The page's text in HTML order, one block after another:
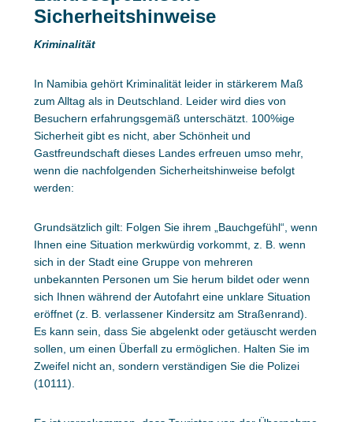
Sicherheitshinweise
Kriminalität
In Namibia gehört Kriminalität leider in stärkerem Maß
zum Alltag als in Deutschland. Leider wird dies von
Besuchern erfahrungsgemäß unterschätzt. 100%ige
Sicherheit gibt es nicht, aber Schönheit und
Gastfreundschaft dieses Landes erfreuen umso mehr,
wenn die nachfolgenden Sicherheitshinweise befolgt
werden:
Grundsätzlich gilt: Folgen Sie ihrem „Bauchgefühl“, wenn
Ihnen eine Situation merkwürdig vorkommt, z. B. wenn
sich in der Stadt eine Gruppe von mehreren
unbekannten Personen um Sie herum bildet oder wenn
sich Ihnen während der Autofahrt eine unklare Situation
eröffnet (z. B. verlassener Kindersitz am Straßenrand).
Es kann sein, dass Sie abgelenkt oder getäuscht werden
sollen, um einen Überfall zu ermöglichen. Halten Sie im
Zweifel nicht an, sondern verständigen Sie die Polizei
(10111).